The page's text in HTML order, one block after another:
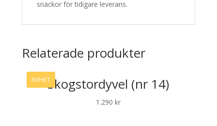
snäckor för tidigare leverans.
Relaterade produkter
NYHETSkogstordyvel (nr 14)
1.290kr